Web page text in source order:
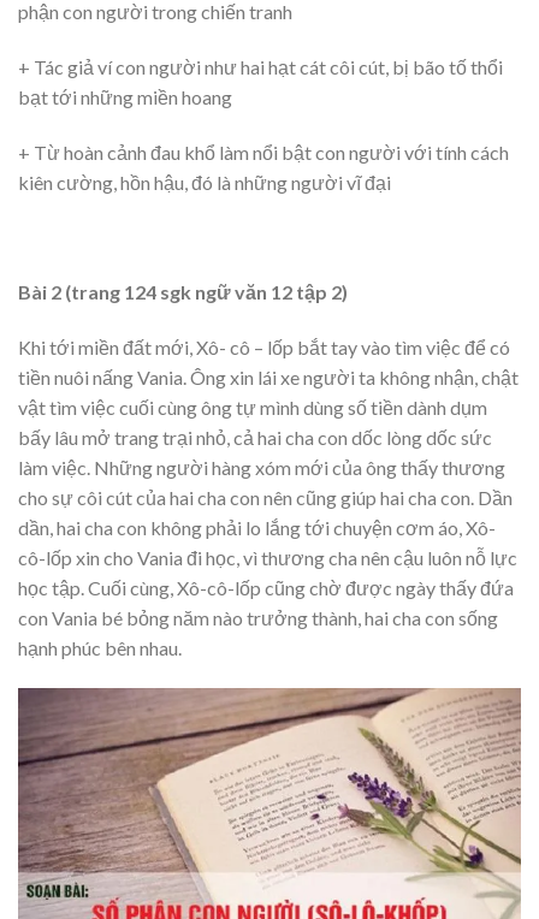
phận con người trong chiến tranh
+ Tác giả ví con người như hai hạt cát côi cút, bị bão tố thổi
bạt tới những miền hoang
+ Từ hoàn cảnh đau khổ làm nổi bật con người với tính cách
kiên cường, hồn hậu, đó là những người vĩ đại
Bài 2 (trang 124 sgk ngữ văn 12 tập 2)
Khi tới miền đất mới, Xô- cô – lốp bắt tay vào tìm việc để có
tiền nuôi nấng Vania. Ông xin lái xe người ta không nhận, chật
vật tìm việc cuối cùng ông tự mình dùng số tiền dành dụm
bấy lâu mở trang trại nhỏ, cả hai cha con dốc lòng dốc sức
làm việc. Những người hàng xóm mới của ông thấy thương
cho sự côi cút của hai cha con nên cũng giúp hai cha con. Dần
dần, hai cha con không phải lo lắng tới chuyện cơm áo, Xô-
cô-lốp xin cho Vania đi học, vì thương cha nên cậu luôn nỗ lực
học tập. Cuối cùng, Xô-cô-lốp cũng chờ được ngày thấy đứa
con Vania bé bỏng năm nào trưởng thành, hai cha con sống
hạnh phúc bên nhau.